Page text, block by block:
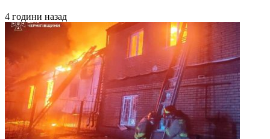
4 години назад